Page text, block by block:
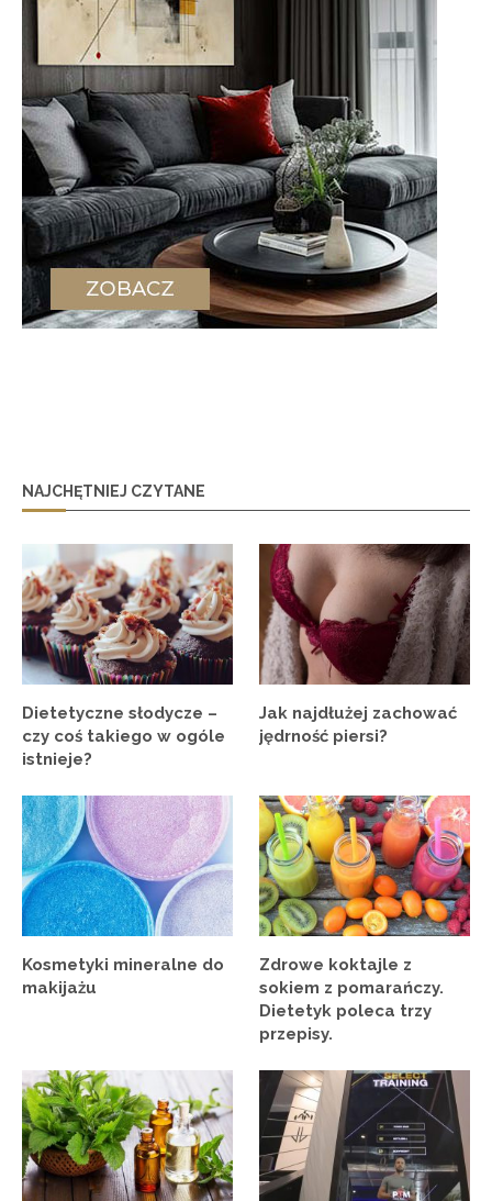
NAJCHĘTNIEJ CZYTANE
Dietetyczne słodycze –
czy coś takiego w ogóle
istnieje?
Jak najdłużej zachować
jędrność piersi?
Kosmetyki mineralne do
makijażu
Zdrowe koktajle z
sokiem z pomarańczy.
Dietetyk poleca trzy
przepisy.